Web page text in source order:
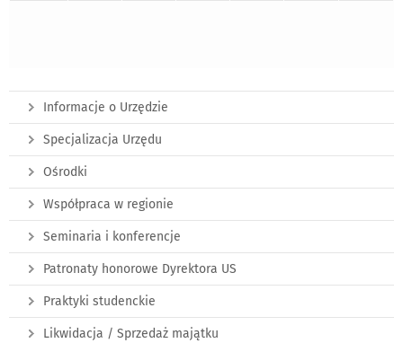
Informacje o Urzędzie
Specjalizacja Urzędu
Ośrodki
Współpraca w regionie
Seminaria i konferencje
Patronaty honorowe Dyrektora US
Praktyki studenckie
Likwidacja / Sprzedaż majątku